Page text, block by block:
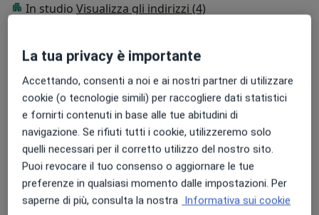
In studio Visualizza gli indirizzi (4)
Foto e video
Visualizza galleria (5)
La tua privacy è importante
Accettando, consenti a noi e ai nostri partner di utilizzare
cookie (o tecnologie simili) per raccogliere dati statistici
e fornirti contenuti in base alle tue abitudini di
navigazione. Se rifiuti tutti i cookie, utilizzeremo solo
quelli necessari per il corretto utilizzo del nostro sito.
Puoi revocare il tuo consenso o aggiornare le tue
preferenze in qualsiasi momento dalle impostazioni. Per
saperne di più, consulta la nostra Informativa sui cookie